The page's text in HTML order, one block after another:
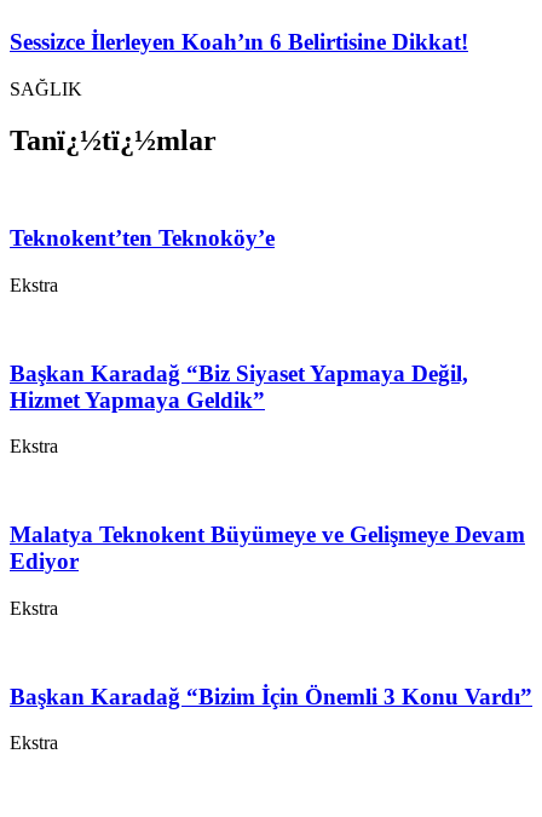
Sessizce İlerleyen Koah’ın 6 Belirtisine Dikkat!
SAĞLIK
Tanï¿½tï¿½mlar
Teknokent’ten Teknoköy’e
Ekstra
Başkan Karadağ “Biz Siyaset Yapmaya Değil,
Hizmet Yapmaya Geldik”
Ekstra
Malatya Teknokent Büyümeye ve Gelişmeye Devam
Ediyor
Ekstra
Başkan Karadağ “Bizim İçin Önemli 3 Konu Vardı”
Ekstra